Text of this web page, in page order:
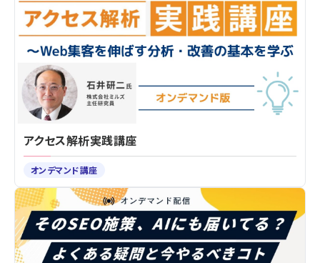
アクセス解析実践講座
オンデマンド講座